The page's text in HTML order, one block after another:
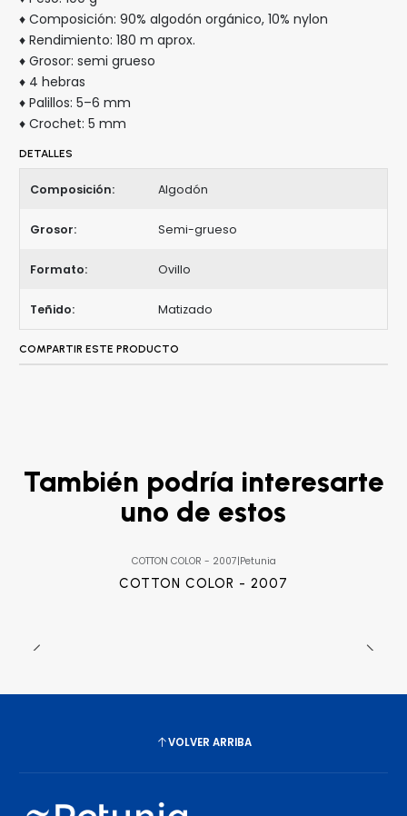
♦ Composición: 90% algodón orgánico, 10% nylon
♦ Rendimiento: 180 m aprox.
♦ Grosor: semi grueso
♦ 4 hebras
♦ Palillos: 5–6 mm
♦ Crochet: 5 mm
DETALLES
Composición: Algodón
Grosor: Semi-grueso
Formato: Ovillo
Teñido: Matizado
COMPARTIR ESTE PRODUCTO
También podría interesarte
uno de estos
COTTON COLOR - 2007|Petunia
COTTON COLOR - 2007
VOLVER ARRIBA